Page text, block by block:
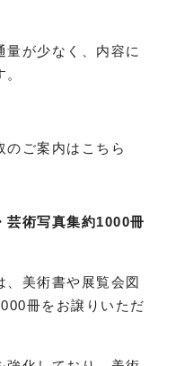
量が少なく、内容に
のご案内はこちら
芸術写真集約1000冊
、美術書や展覧会図
冊をお譲りいただ